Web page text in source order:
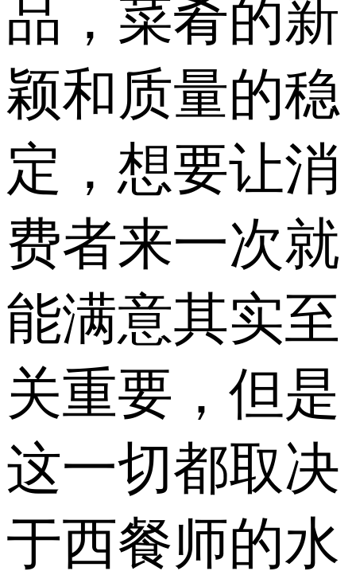
品，菜肴的新
颖和质量的稳
定，想要让消
费者来一次就
能满意其实至
关重要，但是
这一切都取决
于西餐师的水